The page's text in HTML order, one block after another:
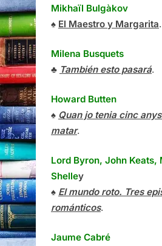
Mikhaïl Bulgàkov
♠ El Maestro y Margarita.
Milena Busquets
♣ También esto pasará.
Howard Butten
♠ Quan jo tenia cinc
matar.
Lord Byron, John Keats,
Shelley
♠ El mundo roto. Tres
románticos.
Jaume Cabré